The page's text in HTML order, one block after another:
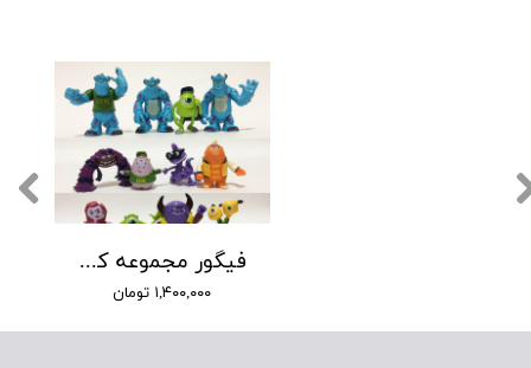
فیگور مجموعه کارخانه هیولا ها
۱,۴۰۰,۰۰۰ تومان